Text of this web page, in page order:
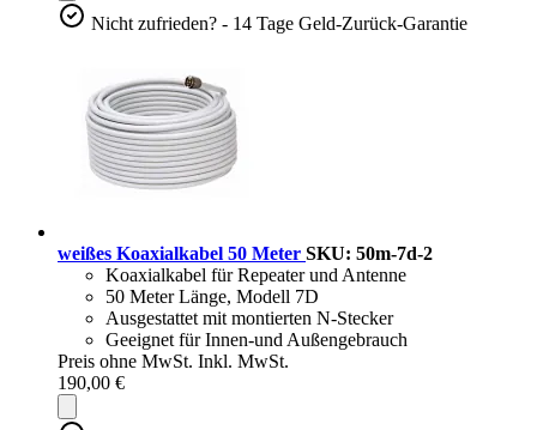
Nicht zufrieden? - 14 Tage Geld-Zurück-Garantie
weißes Koaxialkabel 50 Meter SKU: 50m-7d-2
Koaxialkabel für Repeater und Antenne
50 Meter Länge, Modell 7D
Ausgestattet mit montierten N-Stecker
Geeignet für Innen-und Außengebrauch
Preis ohne MwSt. Inkl. MwSt.
190,00 €